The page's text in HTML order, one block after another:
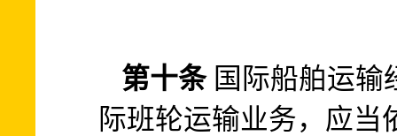
第十条 国际船舶运输
际班轮运输业务，应